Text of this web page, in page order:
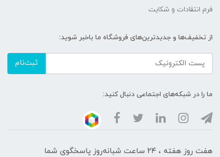
فرم انتقادات و شکایت
از تخفیف‌ها و جدیدترین‌های فروشگاه ما باخبر شوید:
ثبت‌نام
ما را در شبکه‌های اجتماعی دنبال کنید:
هفت روز هفته ، ۲۴ ساعت شبانه‌روز پاسخگوی شما